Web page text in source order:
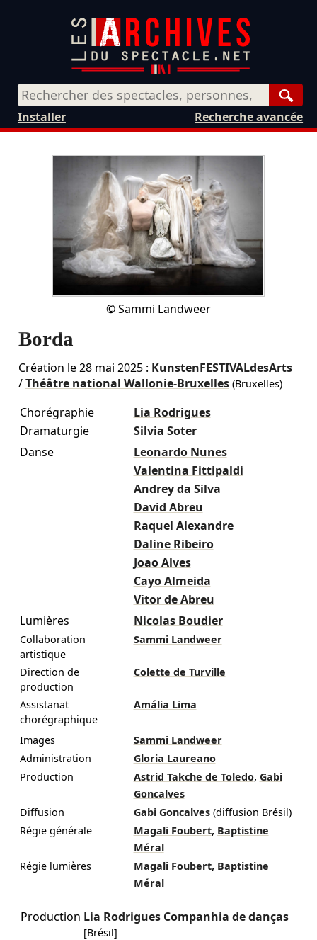
Recherche avancée
Installer
©Sammi Landweer
Borda
Création le28 mai 2025: KunstenFESTIVALdesArts
/Théâtre national Wallonie-Bruxelles(Bruxelles)
Chorégraphie
Lia Rodrigues
Dramaturgie
Silvia Soter
Danse
Leonardo Nunes
Valentina Fittipaldi
Andrey da Silva
David Abreu
Raquel Alexandre
Daline Ribeiro
Joao Alves
Cayo Almeida
Vitor de Abreu
Lumières
Nicolas Boudier
Collaboration
artistique
Sammi Landweer
Direction de
production
Colette de Turville
Assistanat
chorégraphique
Amália Lima
Images
Sammi Landweer
Administration
Gloria Laureano
Production
Astrid Takche de Toledo, Gabi
Goncalves
Diffusion
Gabi Goncalves (diffusion Brésil)
Régie générale
Magali Foubert, Baptistine
Méral
Régie lumières
Magali Foubert, Baptistine
Méral
Production Lia Rodrigues Companhia de danças
[Brésil]